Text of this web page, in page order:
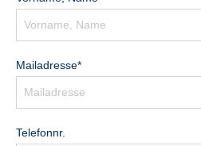
Mailadresse*
Telefonnr.